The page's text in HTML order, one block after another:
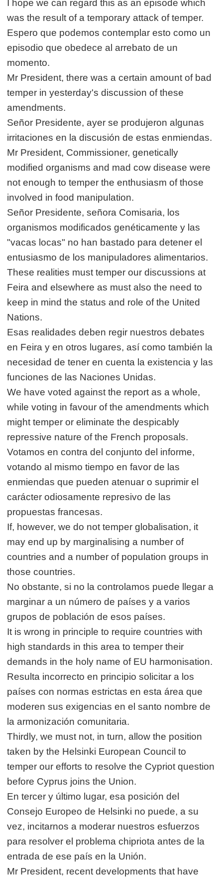
I hope we can regard this as an episode which
was the result of a temporary attack of temper.
Espero que podemos contemplar esto como un
episodio que obedece al arrebato de un
momento.
Mr President, there was a certain amount of bad
temper in yesterday's discussion of these
amendments.
Señor Presidente, ayer se produjeron algunas
irritaciones en la discusión de estas enmiendas.
Mr President, Commissioner, genetically
modified organisms and mad cow disease were
not enough to temper the enthusiasm of those
involved in food manipulation.
Señor Presidente, señora Comisaria, los
organismos modificados genéticamente y las
"vacas locas" no han bastado para detener el
entusiasmo de los manipuladores alimentarios.
These realities must temper our discussions at
Feira and elsewhere as must also the need to
keep in mind the status and role of the United
Nations.
Esas realidades deben regir nuestros debates
en Feira y en otros lugares, así como también la
necesidad de tener en cuenta la existencia y las
funciones de las Naciones Unidas.
We have voted against the report as a whole,
while voting in favour of the amendments which
might temper or eliminate the despicably
repressive nature of the French proposals.
Votamos en contra del conjunto del informe,
votando al mismo tiempo en favor de las
enmiendas que pueden atenuar o suprimir el
carácter odiosamente represivo de las
propuestas francesas.
If, however, we do not temper globalisation, it
may end up by marginalising a number of
countries and a number of population groups in
those countries.
No obstante, si no la controlamos puede llegar a
marginar a un número de países y a varios
grupos de población de esos países.
It is wrong in principle to require countries with
high standards in this area to temper their
demands in the holy name of EU harmonisation.
Resulta incorrecto en principio solicitar a los
países con normas estrictas en esta área que
moderen sus exigencias en el santo nombre de
la armonización comunitaria.
Thirdly, we must not, in turn, allow the position
taken by the Helsinki European Council to
temper our efforts to resolve the Cypriot question
before Cyprus joins the Union.
En tercer y último lugar, esa posición del
Consejo Europeo de Helsinki no puede, a su
vez, incitarnos a moderar nuestros esfuerzos
para resolver el problema chipriota antes de la
entrada de ese país en la Unión.
Mr President, recent developments that have